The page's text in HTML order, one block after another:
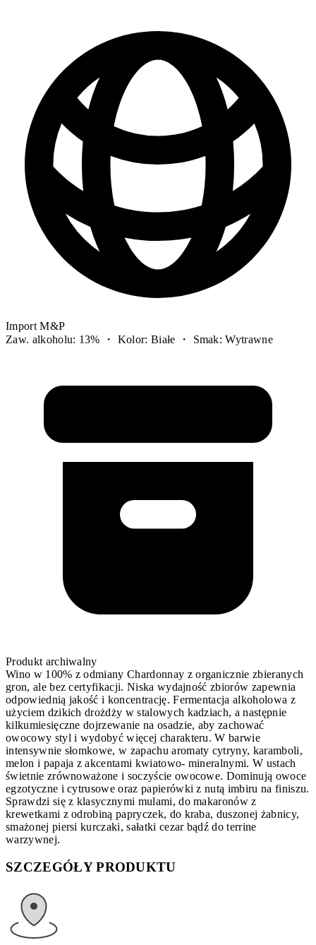
Import M&P
Zaw. alkoholu: 13% ・ Kolor: Białe ・ Smak: Wytrawne
Produkt archiwalny
Wino w 100% z odmiany Chardonnay z organicznie zbieranych
gron, ale bez certyfikacji. Niska wydajność zbiorów zapewnia
odpowiednią jakość i koncentrację. Fermentacja alkoholowa z
użyciem dzikich drożdży w stalowych kadziach, a następnie
kilkumiesięczne dojrzewanie na osadzie, aby zachować
owocowy styl i wydobyć więcej charakteru. W barwie
intensywnie słomkowe, w zapachu aromaty cytryny, karamboli,
melon i papaja z akcentami kwiatowo- mineralnymi. W ustach
świetnie zrównoważone i soczyście owocowe. Dominują owoce
egzotyczne i cytrusowe oraz papierówki z nutą imbiru na finiszu.
Sprawdzi się z klasycznymi mulami, do makaronów z
krewetkami z odrobiną papryczek, do kraba, duszonej żabnicy,
smażonej piersi kurczaki, sałatki cezar bądź do terrine
warzywnej.
SZCZEGÓŁY PRODUKTU